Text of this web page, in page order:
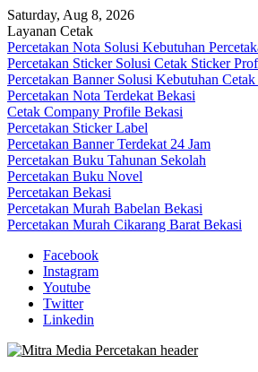
Skip
to
content
Saturday, Aug 8, 2026
Layanan Cetak
Percetakan Nota Solusi Kebutuhan
Percetakan Sticker Solusi Cetak Sticker
Percetakan Banner Solusi Kebutuhan
Percetakan Nota Terdekat Bekasi
Cetak Company Profile Bekasi
Percetakan Sticker Label
Percetakan Banner Terdekat 24 Jam
Percetakan Buku Tahunan Sekolah
Percetakan Buku Novel
Percetakan Bekasi
Percetakan Murah Babelan Bekasi
Percetakan Murah Cikarang Barat Bekasi
Facebook
Instagram
Youtube
Twitter
Linkedin